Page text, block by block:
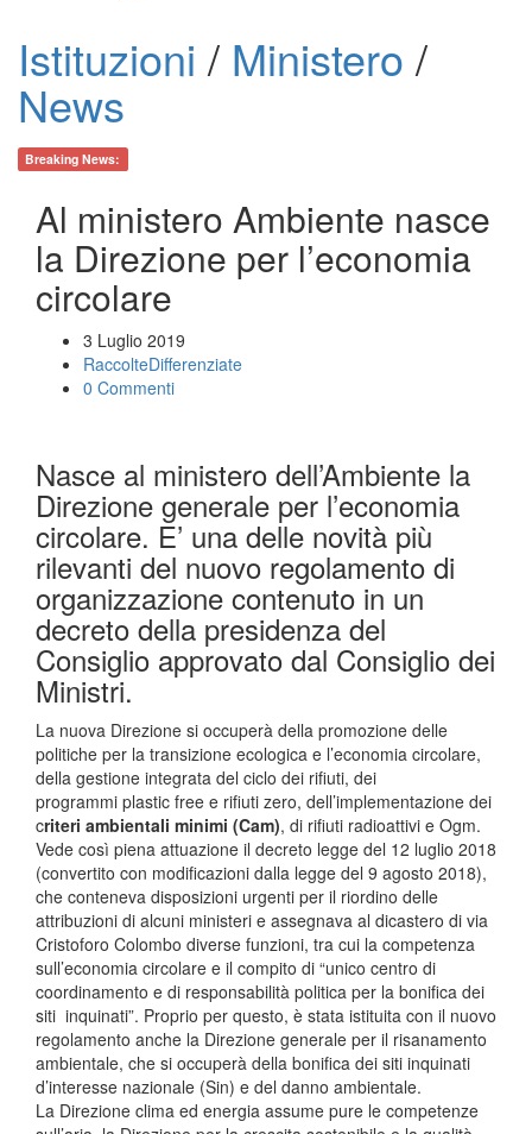
Istituzioni / Ministero /
News
Breaking News:
Al ministero Ambiente nasce
la Direzione per l’economia
circolare
3 Luglio 2019
RaccolteDifferenziate
0 Commenti
Nasce al ministero dell’Ambiente la
Direzione generale per l’economia
circolare. E’ una delle novità più
rilevanti del nuovo regolamento di
organizzazione contenuto in un
decreto della presidenza del
Consiglio approvato dal Consiglio dei
Ministri.
La nuova Direzione si occuperà della promozione delle
politiche per la transizione ecologica e l’economia circolare,
della gestione integrata del ciclo dei rifiuti, dei
programmi plastic free e rifiuti zero, dell’implementazione dei
criteri ambientali minimi (Cam), di rifiuti radioattivi e Ogm.
Vede così piena attuazione il decreto legge del 12 luglio 2018
(convertito con modificazioni dalla legge del 9 agosto 2018),
che conteneva disposizioni urgenti per il riordino delle
attribuzioni di alcuni ministeri e assegnava al dicastero di via
Cristoforo Colombo diverse funzioni, tra cui la competenza
sull’economia circolare e il compito di “unico centro di
coordinamento e di responsabilità politica per la bonifica dei
siti inquinati”. Proprio per questo, è stata istituita con il nuovo
regolamento anche la Direzione generale per il risanamento
ambientale, che si occuperà della bonifica dei siti inquinati
d’interesse nazionale (Sin) e del danno ambientale.
La Direzione clima ed energia assume pure le competenze